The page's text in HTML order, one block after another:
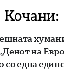
на
со една